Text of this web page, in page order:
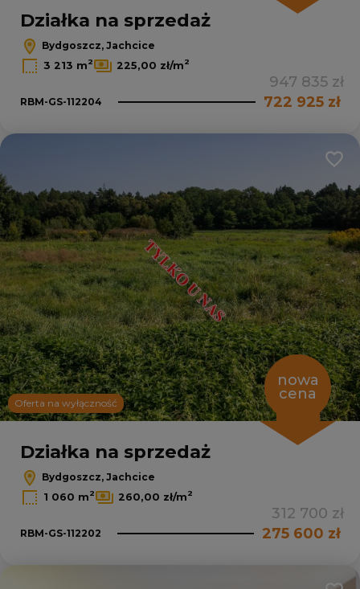
Działka na sprzedaż
Bydgoszcz, Jachcice
3 213 m2 225,00 zł/m2
947 835 zł
RBM-GS-112204 722 925 zł
Oferta na wyłączność
nowa
cena
Działka na sprzedaż
Bydgoszcz, Jachcice
1 060 m2 260,00 zł/m2
312 700 zł
RBM-GS-112202 275 600 zł